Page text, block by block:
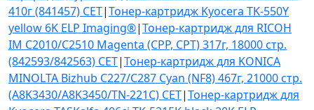
410г (841457) CET|Тонер-картридж Kyocera TK-550Y
yellow 6K ELP Imaging®|Тонер-картридж для RICOH
IM C2010/C2510 Magenta (CPP, CPT) 317г, 18000 стр.
(842593/842563) CET|Тонер-картридж для KONICA
MINOLTA Bizhub C227/C287 Cyan (NF8) 467г, 21000 стр.
(A8K3430/A8K3450/TN-221C) CET|Тонер-картридж для